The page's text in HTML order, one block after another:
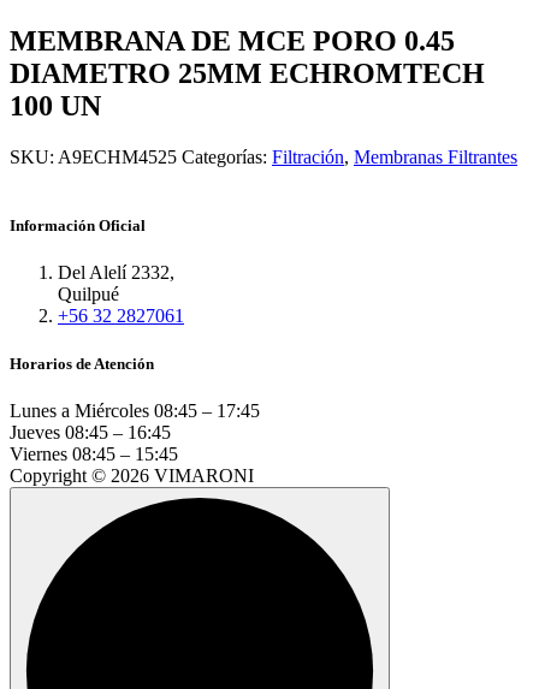
MEMBRANA DE MCE PORO 0.45
DIAMETRO 25MM ECHROMTECH
100 UN
SKU: A9ECHM4525 Categorías: Filtración, Membranas Filtrantes
Información Oficial
Del Alelí 2332,
Quilpué
+56 32 2827061
Horarios de Atención
Lunes a Miércoles 08:45 – 17:45
Jueves 08:45 – 16:45
Viernes 08:45 – 15:45
Copyright © 2026 VIMARONI